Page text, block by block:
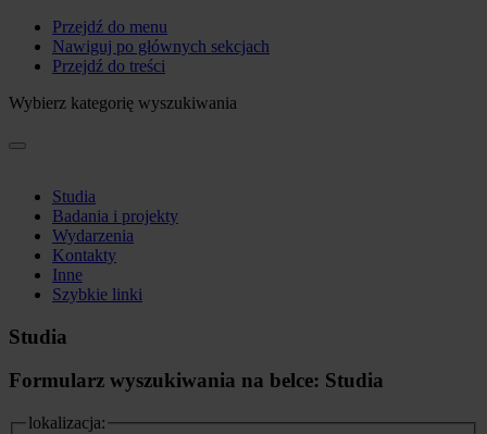
Przejdź do menu
Nawiguj po głównych sekcjach
Przejdź do treści
Wybierz kategorię wyszukiwania
Studia
Badania i projekty
Wydarzenia
Kontakty
Inne
Szybkie linki
Studia
Formularz wyszukiwania na belce: Studia
lokalizacja: